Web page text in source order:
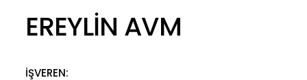
EREYLİN AVM
İŞVEREN: